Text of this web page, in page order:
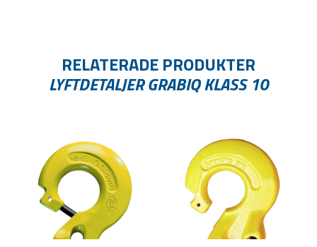
RELATERADE PRODUKTER
LYFTDETALJER GRABIQ KLASS 10